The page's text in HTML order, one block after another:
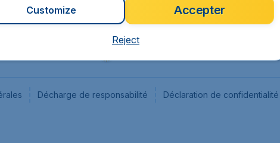
Décharge de responsabilité Déclaration de confidentialité
Accepter
Customize
Reject